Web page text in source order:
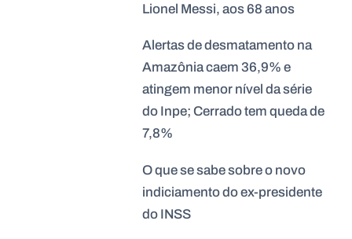
Lionel Messi, aos 68 anos
Alertas de desmatamento na
Amazônia caem 36,9% e
atingem menor nível da série
do Inpe; Cerrado tem queda de
7,8%
O que se sabe sobre o novo
indiciamento do ex-presidente
do INSS